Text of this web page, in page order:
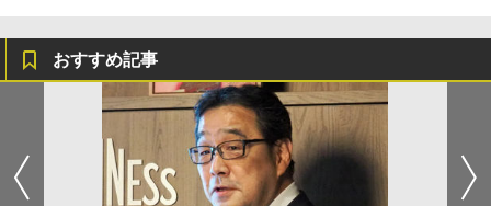
おすすめ記事